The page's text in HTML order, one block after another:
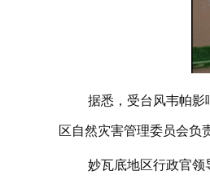
据悉，受台风韦帕影
区自然灾害管理委员会负
妙瓦底地区行政官领